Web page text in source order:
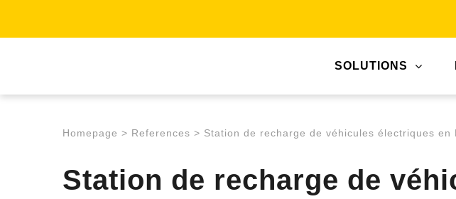
SOLUTIONS
Homepage > References > Station de recharge de véhicules électriques en
Station de recharge de